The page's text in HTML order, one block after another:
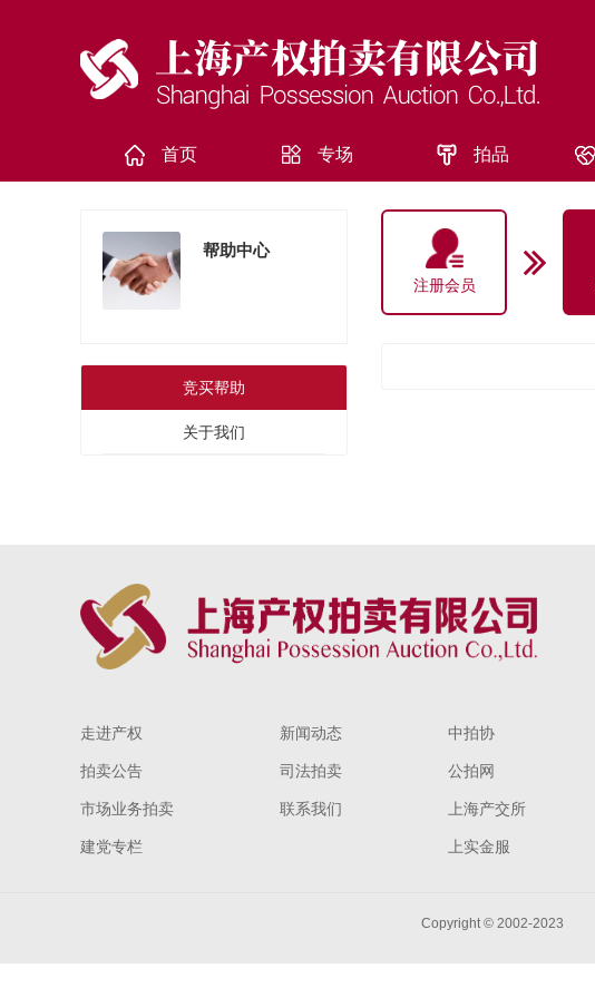
首页 专场 拍品
帮助中心
竞买帮助
关于我们
注册会员
走进产权
拍卖公告
市场业务拍卖
建党专栏
新闻动态
司法拍卖
联系我们
中拍协
公拍网
上海产交所
上实金服
Copyright © 2002-2023